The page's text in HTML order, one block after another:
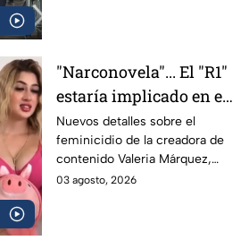
"Narconovela"... El "R1"
estaría implicado en el
asesinato de la
influencer Valeria
Márquez
Nuevos detalles sobre el
feminicidio de la creadora de
contenido Valeria Márquez,
relacionan el crimen con el
03 agosto, 2026